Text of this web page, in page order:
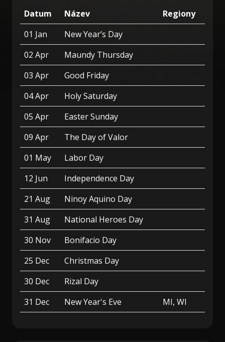
Datum Název
Regiony
01 Jan
New Year’s Day
02 Apr
Maundy Thursday
03 Apr
Good Friday
04 Apr
Holy Saturday
05 Apr
Easter Sunday
09 Apr
The Day of Valor
01 May
Labor Day
12 Jun
Independence Day
21 Aug
Ninoy Aquino Day
31 Aug
National Heroes Day
30 Nov
Bonifacio Day
25 Dec
Christmas Day
30 Dec
Rizal Day
31 Dec
New Year's Eve MI, WI